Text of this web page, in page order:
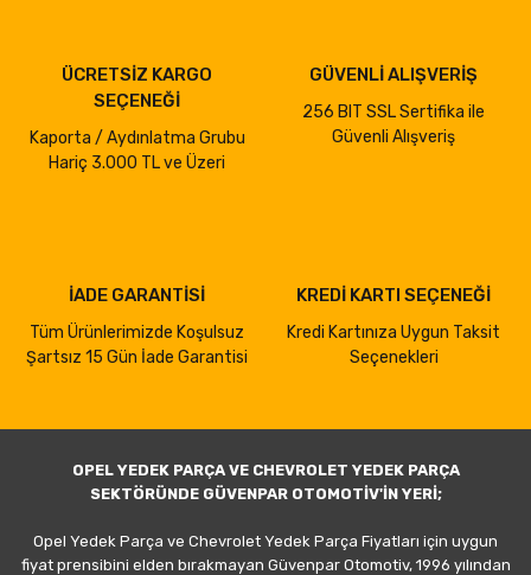
ÜCRETSİZ KARGO
SEÇENEĞİ
Kaporta / Aydınlatma Grubu
Hariç 3.000 TL ve Üzeri
GÜVENLİ ALIŞVERİŞ
256 BIT SSL Sertifika ile
Güvenli Alışveriş
İADE GARANTİSİ
Tüm Ürünlerimizde Koşulsuz
Şartsız 15 Gün İade Garantisi
KREDİ KARTI SEÇENEĞİ
Kredi Kartınıza Uygun Taksit
Seçenekleri
OPEL YEDEK PARÇA VE CHEVROLET YEDEK PARÇA
SEKTÖRÜNDE GÜVENPAR OTOMOTİV'İN YERİ;
Opel Yedek Parça ve Chevrolet Yedek Parça Fiyatları için uygun
fiyat prensibini elden bırakmayan Güvenpar Otomotiv, 1996 yılından